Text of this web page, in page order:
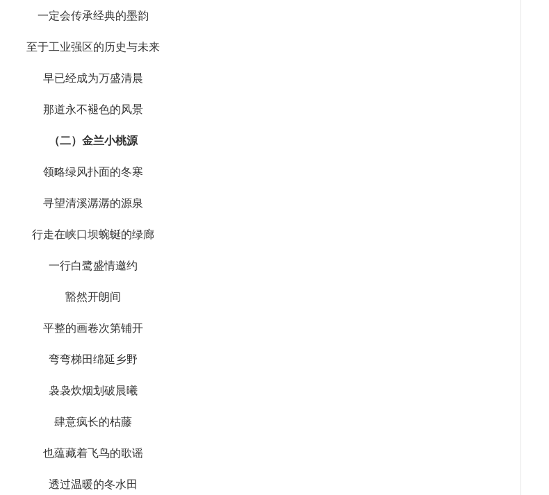
一定会传承经典的墨韵
至于工业强区的历史与未来
早已经成为万盛清晨
那道永不褪色的风景
（二） 金兰小桃源
领略绿风扑面的冬寒
寻望清溪潺潺的源泉
行走在峡口坝蜿蜒的绿廊
一行白鹭盛情邀约
豁然开朗间
平整的画卷次第铺开
弯弯梯田绵延乡野
袅袅炊烟划破晨曦
肆意疯长的枯藤
也蕴藏着飞鸟的歌谣
透过温暖的冬水田